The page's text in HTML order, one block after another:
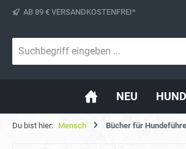
Zur Hauptnavigation springen
AB 89 € VERSANDKOSTENFREI*
NEU
Du bist hier: Mensch Bücher für